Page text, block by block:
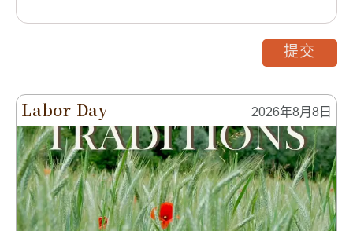
Labor Day 2026年8月8日
提交